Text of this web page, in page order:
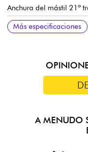
Anchura del mástil 21º
Espesor del mástil 1er
Grosor del mástil 12º
Pastillas de bobina
Preamplificador
Volumen
Balance
Control de tono Vintage
preamplificador)
Agudos / Graves
Puente Sadowsky Quick
Mecanismo Sadowsky
Se vende con funda
Más especificaciones
A MENUDO